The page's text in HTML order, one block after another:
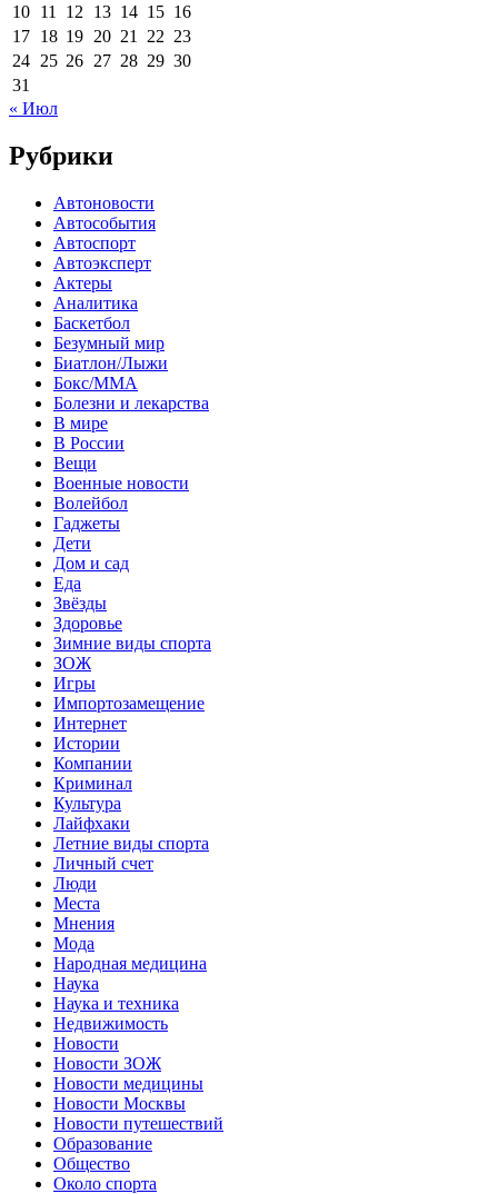
10 11 12 13 14 15 16
17 18 19 20 21 22 23
24 25 26 27 28 29 30
31
« Июл
Рубрики
Автоновости
Автособытия
Автоспорт
Автоэксперт
Актеры
Аналитика
Баскетбол
Безумный мир
Биатлон/Лыжи
Бокс/MMA
Болезни и лекарства
В мире
В России
Вещи
Военные новости
Волейбол
Гаджеты
Дети
Дом и сад
Еда
Звёзды
Здоровье
Зимние виды спорта
ЗОЖ
Игры
Импортозамещение
Интернет
Истории
Компании
Криминал
Культура
Лайфхаки
Летние виды спорта
Личный счет
Люди
Места
Мнения
Мода
Народная медицина
Наука
Наука и техника
Недвижимость
Новости
Новости ЗОЖ
Новости медицины
Новости Москвы
Новости путешествий
Образование
Общество
Около спорта